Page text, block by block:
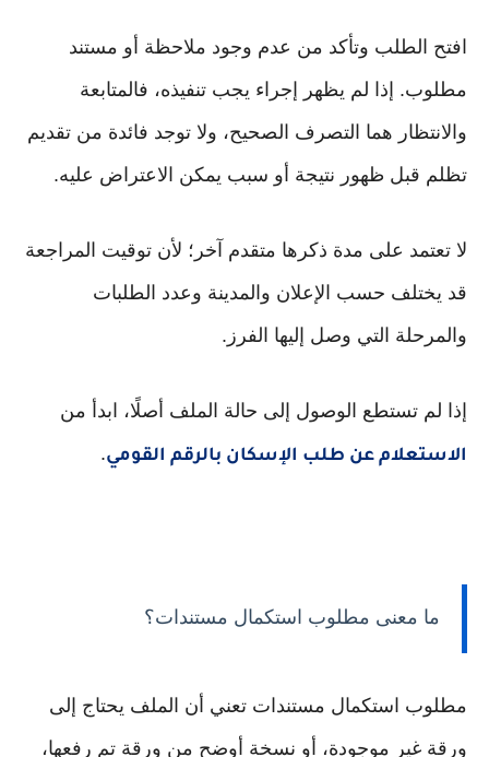
افتح الطلب وتأكد من عدم وجود ملاحظة أو مستند
مطلوب. إذا لم يظهر إجراء يجب تنفيذه، فالمتابعة
والانتظار هما التصرف الصحيح، ولا توجد فائدة من تقديم
تظلم قبل ظهور نتيجة أو سبب يمكن الاعتراض عليه.
لا تعتمد على مدة ذكرها متقدم آخر؛ لأن توقيت المراجعة
قد يختلف حسب الإعلان والمدينة وعدد الطلبات
والمرحلة التي وصل إليها الفرز.
إذا لم تستطع الوصول إلى حالة الملف أصلًا، ابدأ من
الاستعلام عن طلب الإسكان بالرقم القومي.
ما معنى مطلوب استكمال مستندات؟
مطلوب استكمال مستندات تعني أن الملف يحتاج إلى
ورقة غير موجودة، أو نسخة أوضح من ورقة تم رفعها،